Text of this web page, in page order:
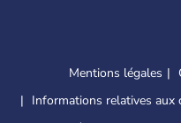
Mentions légales
Informations relatives aux